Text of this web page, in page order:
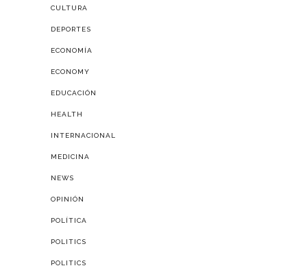
CULTURA
DEPORTES
ECONOMÍA
ECONOMY
EDUCACIÓN
HEALTH
INTERNACIONAL
MEDICINA
NEWS
OPINIÓN
POLÍTICA
POLITICS
POLITICS